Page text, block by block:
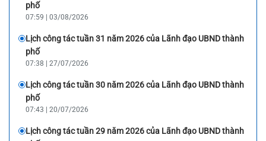
phố
07:59 | 03/08/2026
Lịch công tác tuần 31 năm 2026 của Lãnh đạo UBND thành
phố
07:38 | 27/07/2026
Lịch công tác tuần 30 năm 2026 của Lãnh đạo UBND thành
phố
07:43 | 20/07/2026
Lịch công tác tuần 29 năm 2026 của Lãnh đạo UBND thành